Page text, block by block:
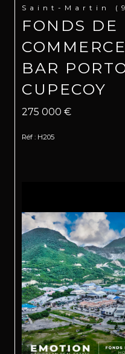
Saint-Martin
FONDS DE
BAR
CUPECOY
275 000 €
Réf : H205